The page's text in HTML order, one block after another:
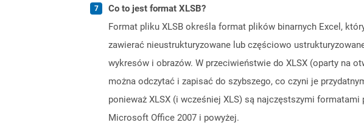
Co to jest format XLSB?
Format pliku XLSB określa format plików binarnych Excel,
zawierać nieustrukturyzowane lub częściowo
wykresów i obrazów. W przeciwieństwie do XLSX (oparty na
można odczytać i zapisać do szybszego, co czyni je
ponieważ XLSX (i wcześniej XLS) są najczęstszymi
Microsoft Office 2007 i powyżej.